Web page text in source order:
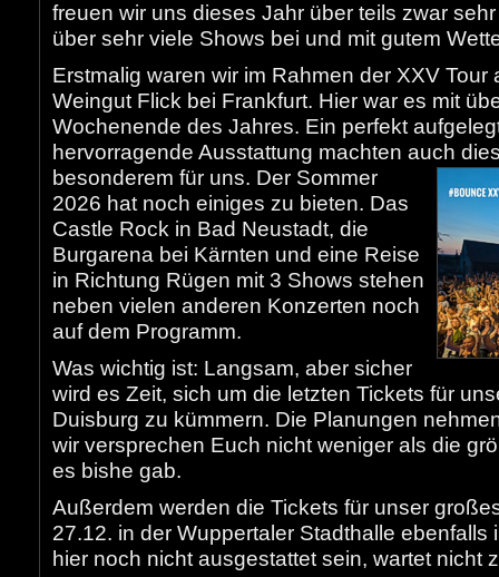
freuen wir uns dieses Jahr über teils zwar
über sehr viele Shows bei und mit gutem
Erstmalig waren wir im Rahmen der XXV
Weingut Flick bei Frankfurt. Hier war es mit
Wochenende des Jahres. Ein perfekt
hervorragende Ausstattung machten auch
besonderem für uns. Der Sommer
2026 hat noch einiges zu bieten. Das
Castle Rock in Bad Neustadt, die
Burgarena bei Kärnten und eine Reise
in Richtung Rügen mit 3 Shows stehen
neben vielen anderen Konzerten noch
auf dem Programm.
Was wichtig ist: Langsam, aber sicher
wird es Zeit, sich um die letzten Tickets für
Duisburg zu kümmern. Die Planungen
wir versprechen Euch nicht weniger als die
es bishe gab.
Außerdem werden die Tickets für unser
27.12. in der Wuppertaler Stadthalle ebenfalls
hier noch nicht ausgestattet sein, wartet nicht